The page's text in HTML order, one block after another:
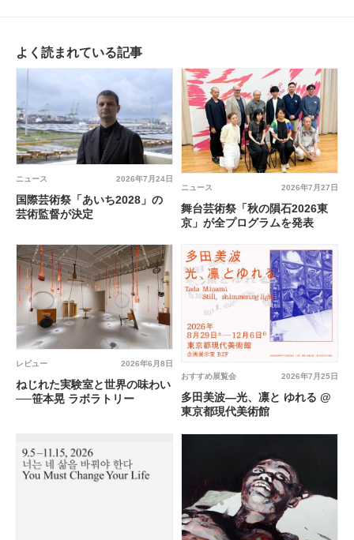
よく読まれている記事
2026年7月24日
ニュース
国際芸術祭「あいち2028」の
芸術監督が決定
2026年7月27日
ニュース
舞台芸術祭「秋の隕石2026東
京」が全プログラムを発表
2026年6月8日
レビュー
ねじれた実験室と世界の味わい
──笹本晃 ラボラトリー
2026年7月25日
おすすめ展覧会
多田美波―光、凛と ゆれる @
東京都現代美術館